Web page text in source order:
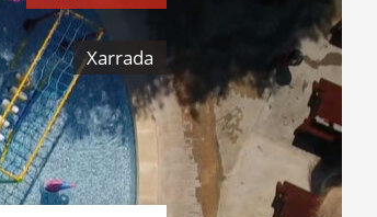
Xarrada